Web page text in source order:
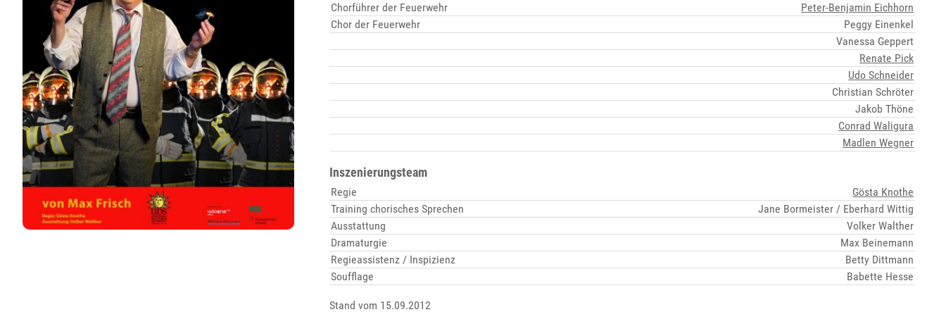
Chorführer der Feuerwehr
Peter-Benjamin Eichhorn
Chor der Feuerwehr
Peggy Einenkel
Vanessa Geppert
Renate Pick
Udo Schneider
Christian Schröter
Jakob Thöne
Conrad Waligura
Madlen Wegner
Inszenierungsteam
Regie
Gösta Knothe
Training chorisches Sprechen
Jane Bormeister / Eberhard Wittig
Ausstattung
Volker Walther
Dramaturgie
Max Beinemann
Regieassistenz / Inspizienz
Betty Dittmann
Soufflage
Babette Hesse
Stand vom 15.09.2012